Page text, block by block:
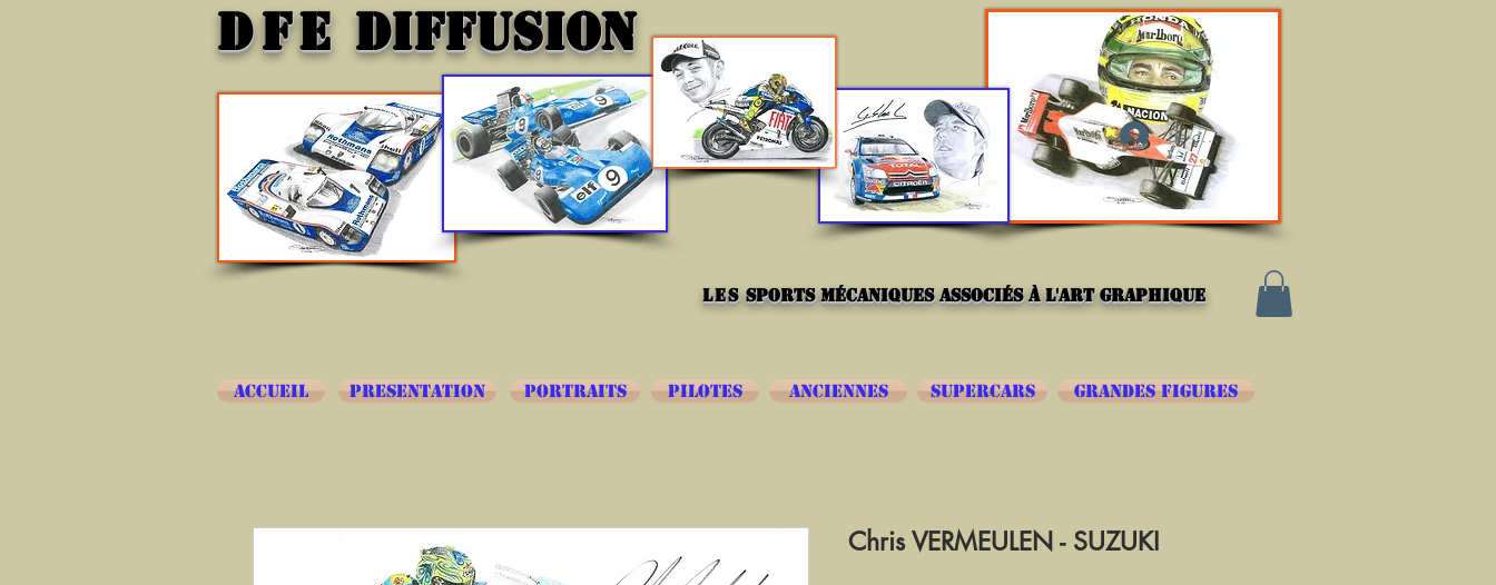
DFE DIFFUSION
Se connecter
lessports mécaniques associés à l'art graphique
Chris VERMEULEN - SUZUKI
SUPERCARS
ANCIENNES
PILOTES
PORTRAITS
PRESENTATION
ACCUEIL GRANDES FIGURES